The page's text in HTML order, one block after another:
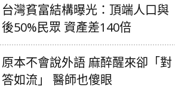
台灣貧富結構曝光：頂端人口與
後50%民眾 資產差140倍
原本不會說外語 麻醉醒來卻「對
答如流」 醫師也傻眼